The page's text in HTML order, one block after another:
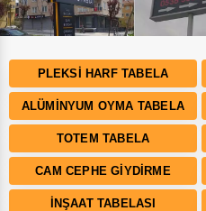
PLEKSI HARF TABELA
ALÜMINYUM OYMA TABELA
TOTEM TABELA
CAM CEPHE GIYDIRME
İNŞAAT TABELASI